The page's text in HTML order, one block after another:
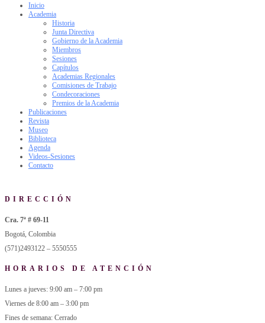
Inicio
Academia
Historia
Junta Directiva
Gobierno de la Academia
Miembros
Sesiones
Capítulos
Academias Regionales
Comisiones de Trabajo
Condecoraciones
Premios de la Academia
Publicaciones
Revista
Museo
Biblioteca
Agenda
Videos-Sesiones
Contacto
DIRECCIÓN
Cra. 7ª # 69-11
Bogotá, Colombia
(571)2493122 – 5550555
HORARIOS DE ATENCIÓN
Lunes a jueves: 9:00 am – 7:00 pm
Viernes de 8:00 am – 3:00 pm
Fines de semana: Cerrado